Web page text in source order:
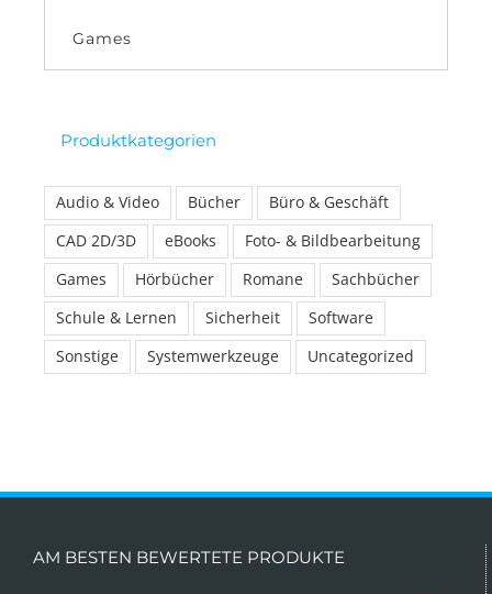
Games
Produktkategorien
Audio & Video Bücher
Büro & Geschäft
CAD 2D/3D
eBooks
Foto- & Bildbearbeitung
Games
Hörbücher Romane
Sachbücher
Schule & Lernen
Sicherheit
Software
Sonstige
Systemwerkzeuge Uncategorized
AM BESTEN BEWERTETE PRODUKTE